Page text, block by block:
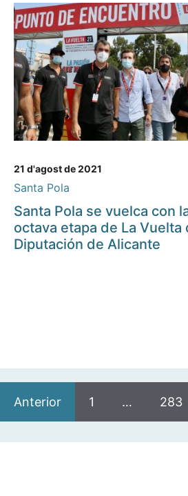
21 d'agost de 2021
Santa Pola
Santa Pola se vuelca con
octava etapa de La Vuelta
Diputación de Alicante
Anterior 1 … 283